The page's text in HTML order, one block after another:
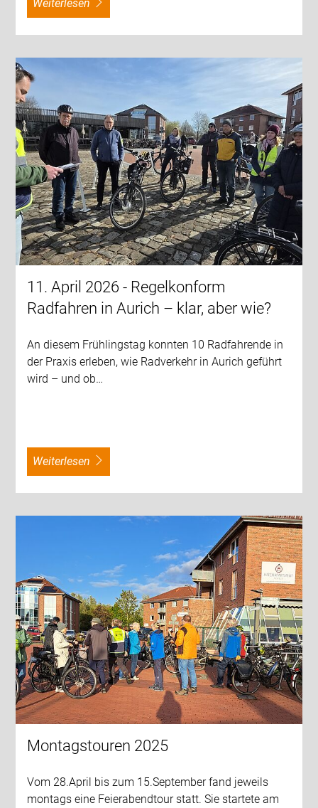
weiterlesen
11. April 2026 - Regelkonform
Radfahren in Aurich – klar, aber wie?
An diesem Frühlingstag konnten 10 Radfahrende in
der Praxis erleben, wie Radverkehr in Aurich geführt
wird – und ob…
weiterlesen
Montagstouren 2025
Vom 28.April bis zum 15.September fand jeweils
montags eine Feierabendtour statt. Sie startete am